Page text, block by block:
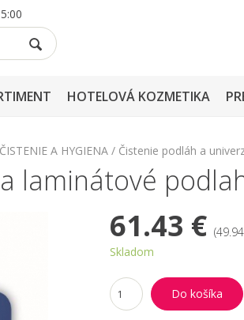
HOTELOVÁ KOZMETIKA
ČISTENIE A HYGIENA Čistenie podláh a
laminátové
61.43 €
Skladom
Do košíka